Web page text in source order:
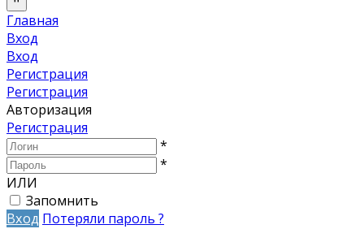
Главная
Вход
Вход
Регистрация
Регистрация
Авторизация
Регистрация
*
*
ИЛИ
Запомнить
Вход Потеряли пароль ?